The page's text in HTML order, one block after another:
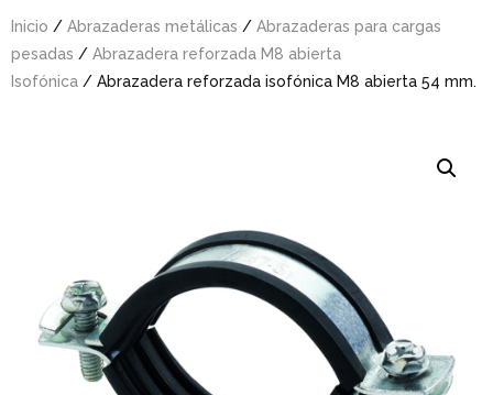
Inicio / Abrazaderas metálicas / Abrazaderas para cargas
pesadas / Abrazadera reforzada M8 abierta
Isofónica / Abrazadera reforzada isofónica M8 abierta 54 mm.